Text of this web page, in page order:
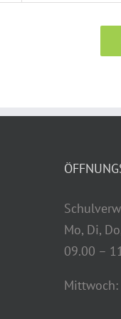
Mo, Di,
09.00 –
Mittwoch: